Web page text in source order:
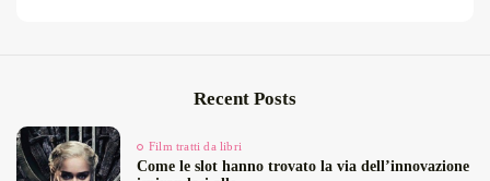
Recent Posts
Film tratti da libri
Come le slot hanno trovato la via dell’innovazione